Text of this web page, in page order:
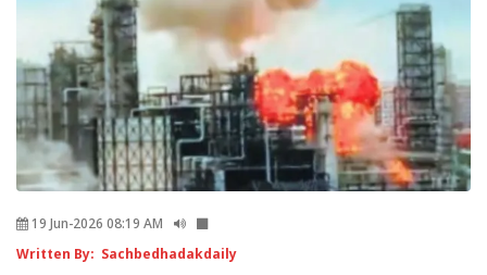
19 Jun-2026 08:19 AM
Written By: Sachbedhadakdaily